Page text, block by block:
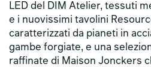
LED del DIM Atelier, tessuti
e i nuovissimi tavolini
caratterizzati da pianeti in
gambe forgiate, e una
raffinate di Maison Jonckers